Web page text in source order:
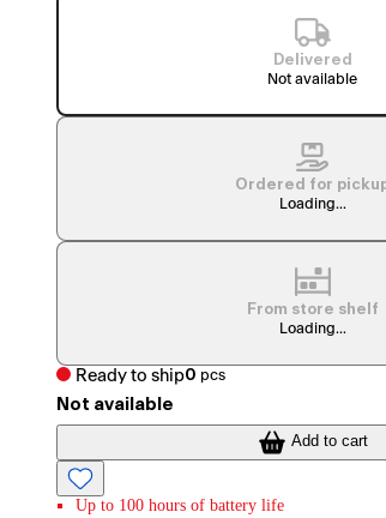
Delivered
Not available
Ordered for
Loading...
From store shelf
Loading...
Ready to ship0 pcs
Not available
Add to cart
Up to 100 hours of battery life